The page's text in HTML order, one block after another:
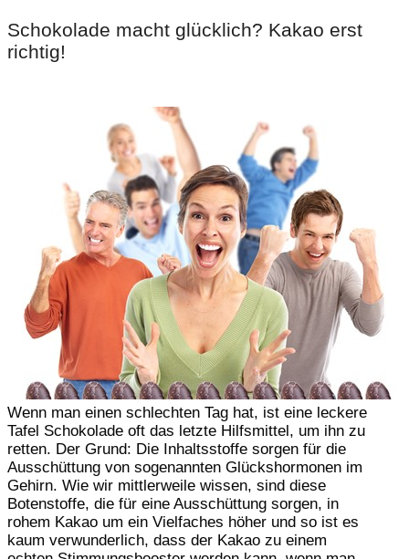
Schokolade macht glücklich? Kakao erst
richtig!
Wenn man einen schlechten Tag hat, ist eine leckere
Tafel Schokolade oft das letzte Hilfsmittel, um ihn zu
retten. Der Grund: Die Inhaltsstoffe sorgen für die
Ausschüttung von sogenannten Glückshormonen im
Gehirn. Wie wir mittlerweile wissen, sind diese
Botenstoffe, die für eine Ausschüttung sorgen, in
rohem Kakao um ein Vielfaches höher und so ist es
kaum verwunderlich, dass der Kakao zu einem